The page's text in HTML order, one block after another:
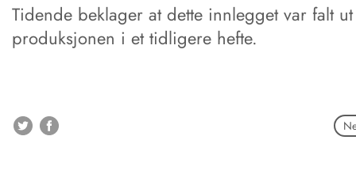
Tidende beklager at dette innlegget var falt
produksjonen i et tidligere hefte.